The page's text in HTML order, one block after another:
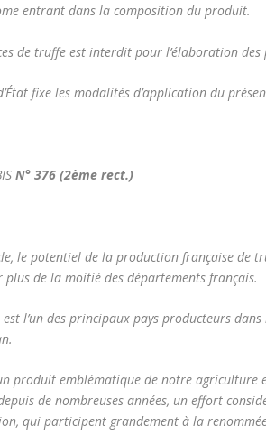
entrant dans la composition du produit.
de truffe est interdit pour l’élaboration
fixe les modalités d’application du
N° 376 (2ème rect.)
le potentiel de la production française de
de la moitié des départements français.
l’un des principaux pays producteurs
produit emblématique de notre agriculture
de nombreuses années, un effort
qui participent grandement à la